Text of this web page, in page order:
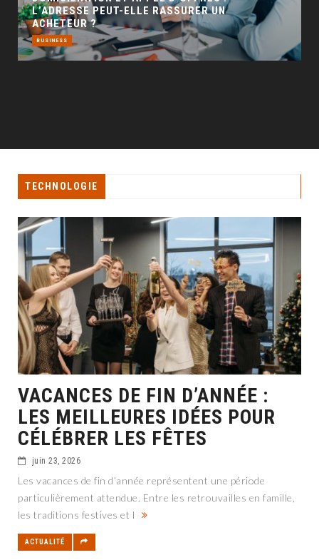
TECHNOLOGIE
VACANCES DE FIN D’ANNÉE :
LES MEILLEURES IDÉES POUR
CÉLÉBRER LES FÊTES
juin 23, 2026
Les vacances de fin d’année représentent une période
particulièrement attendue. Entre les retrouvailles en famille,
les traditions festives et l
ACTUALITÉ